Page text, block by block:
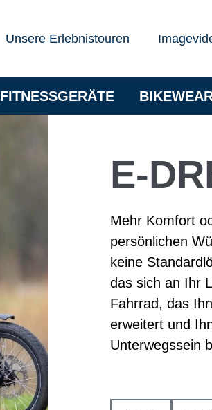
Unsere Erlebnistouren
FITNESSGERÄTE
E-
Mehr Komfort
persönlichen
keine
das sich an Ihr
Fahrrad, das
erweitert und
Unterwegssein